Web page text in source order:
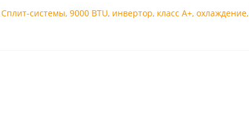
Сплит-системы, 9000 BTU, инвертор, класс А+, охлаждение,